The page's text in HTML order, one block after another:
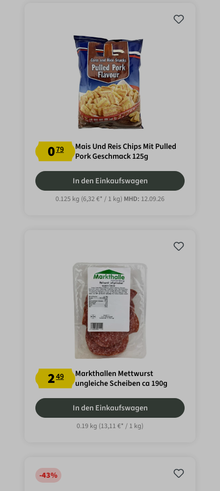
079
Mais Und Reis Chips Mit Pulled
Pork Geschmack 125g
In den Einkaufswagen
0.125 kg (6,32 €* / 1 kg) MHD: 12.09.26
249
Markthallen Mettwurst
ungleiche Scheiben ca 190g
In den Einkaufswagen
0.19 kg (13,11 €* / 1 kg)
-43%